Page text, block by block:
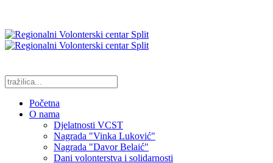
Početna
O nama
Djelatnosti VCST
Nagrada "Vinka Luković"
Nagrada "Davor Belaić"
Dani volonterstva i solidarnosti